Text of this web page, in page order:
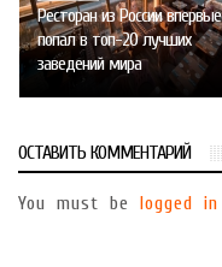
Ресторан из России впервые
попал в топ-20 лучших
заведений мира
ОСТАВИТЬ КОММЕНТАРИЙ
You must be logged in